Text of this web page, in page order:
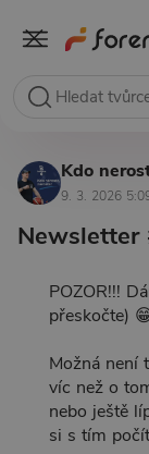
Kdo
9. 3. 2026
Newsletter
POZOR!!!
přeskočte)
Možná není
víc než o
nebo ještě
si s tím